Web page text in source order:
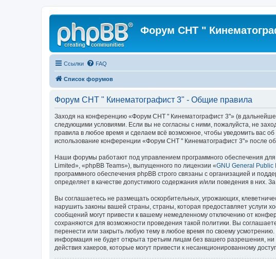
Форум СНТ "
Ссылки FAQ
Список форумов
Форум СНТ " Кинематографист 3" - Общие правила
Заходя на конференцию «Форум СНТ " Кинематографист 3"» (в
следующими условиями. Если вы не согласны с ними, пожалуйста, не
правила в любое время и сделаем всё возможное, чтобы уведомить вас
использование конференции «Форум СНТ " Кинематографист 3"» после
Наши форумы работают под управлением программного обеспечения
Limited», «phpBB Teams»), выпущенного по лицензии «GNU General Public
программного обеспечения phpBB строго связаны с организацией и
определяет в качестве допустимого содержания и/или поведения в
Вы соглашаетесь не размещать оскорбительных, угрожающих,
нарушить законы вашей страны, страны, которая предоставляет
сообщений могут привести к вашему немедленному отключению от
сохраняются для возможности проведения такой политики. Вы
перенести или закрыть любую тему в любое время по своему
информация не будет открыта третьим лицам без вашего разрешения,
действия хакеров, которые могут привести к несанкционированному